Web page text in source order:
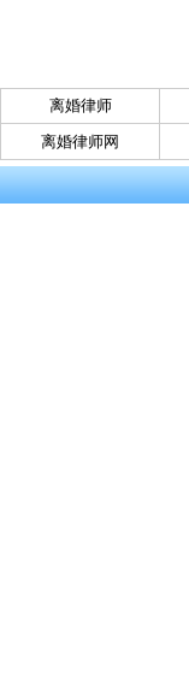
离婚律师
离婚律师网